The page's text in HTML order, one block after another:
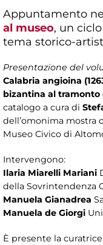
Appuntamento
al museo, un
tema storico-
Presentazione del
Calabria angioina
bizantina al tramonto
catalogo a cura di
dell’omonima mostra
Museo Civico di
Intervengono:
Ilaria Miarelli Mariani
della Sovrintendenza
Manuela Gianadrea
Manuela de Giorgi
È presente la curatrice